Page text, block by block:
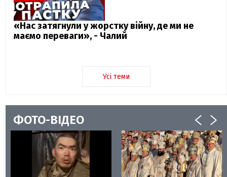
«Нас затягнули у жорстку війну, де ми не
маємо переваги», - Чалий
Усі теми
ФОТО-ВІДЕО